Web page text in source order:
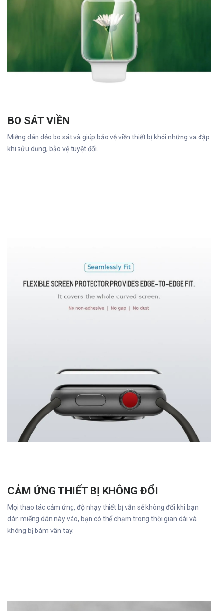
BO SÁT VIỀN
Miếng dán dẻo bo sát và giúp bảo vệ viền thiết bị khỏi những va đập
khi sửu dụng, bảo vệ tuyệt đối.
CẢM ỨNG THIẾT BỊ KHÔNG ĐỔI
Mọi thao tác cảm ứng, độ nhạy thiết bị vẫn sẻ không đổi khi bạn
dán miếng dán này vào, bạn có thể chạm trong thời gian dài và
không bị bám vân tay.